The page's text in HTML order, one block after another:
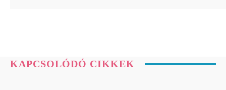
KAPCSOLÓDÓ CIKKEK